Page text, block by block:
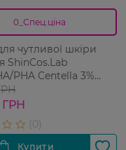
0_Спец.ціна
чутливої шкіри
ShinCos.Lab
PHA Centella 3%
120 мл
ГРН